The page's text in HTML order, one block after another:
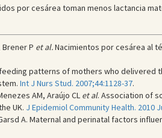
por cesárea toman menos lactancia
Brener P et al.Nacimientos por cesárea al
patterns of mothers who
Int J Nurs Stud. 2007;44:1128-37.
AM, Araújo CL et al. Association of
UK. J Epidemiol Community Health. 2010
A. Maternal and perinatal factors